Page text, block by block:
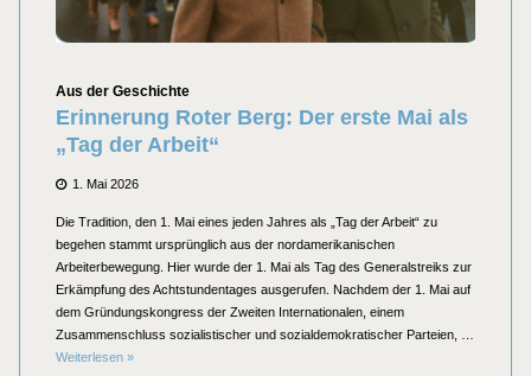
Kategorien
Aus der Geschichte
Erinnerung Roter Berg: Der erste Mai als
„Tag der Arbeit“
Posted
1. Mai 2026
Die Tradition, den 1. Mai eines jeden Jahres als „Tag der Arbeit“ zu
begehen stammt ursprünglich aus der nordamerikanischen
Arbeiterbewegung. Hier wurde der 1. Mai als Tag des Generalstreiks zur
Erkämpfung des Achtstundentages ausgerufen. Nachdem der 1. Mai auf
dem Gründungskongress der Zweiten Internationalen, einem
Zusammenschluss sozialistischer und sozialdemokratischer Parteien, …
Weiterlesen Erinnerung Roter Berg: Der erste Mai als „Tag der Arbeit“
»